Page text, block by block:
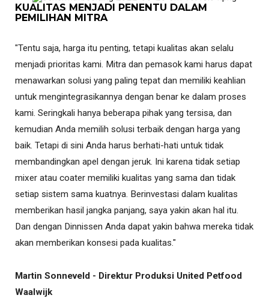
KUALITAS MENJADI PENENTU DALAM
PEMILIHAN MITRA
"Tentu saja, harga itu penting, tetapi kualitas akan selalu
menjadi prioritas kami. Mitra dan pemasok kami harus dapat
menawarkan solusi yang paling tepat dan memiliki keahlian
untuk mengintegrasikannya dengan benar ke dalam proses
kami. Seringkali hanya beberapa pihak yang tersisa, dan
kemudian Anda memilih solusi terbaik dengan harga yang
baik. Tetapi di sini Anda harus berhati-hati untuk tidak
membandingkan apel dengan jeruk. Ini karena tidak setiap
mixer atau coater memiliki kualitas yang sama dan tidak
setiap sistem sama kuatnya. Berinvestasi dalam kualitas
memberikan hasil jangka panjang, saya yakin akan hal itu.
Dan dengan Dinnissen Anda dapat yakin bahwa mereka tidak
akan memberikan konsesi pada kualitas."
Martin Sonneveld - Direktur Produksi United Petfood
Waalwijk